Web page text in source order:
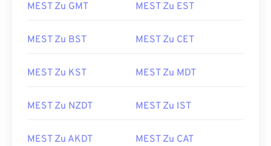
MEST Zu GMT MEST Zu EST
MEST Zu BST MEST Zu CET
MEST Zu KST MEST Zu MDT
MEST Zu NZDT MEST Zu IST
MEST Zu AKDT MEST Zu CAT